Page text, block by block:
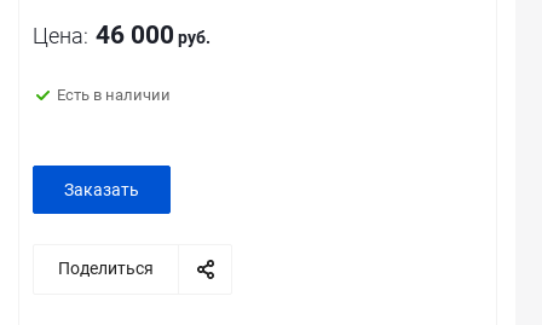
Цена: 46 000 руб.
Есть в наличии
Заказать
Поделиться